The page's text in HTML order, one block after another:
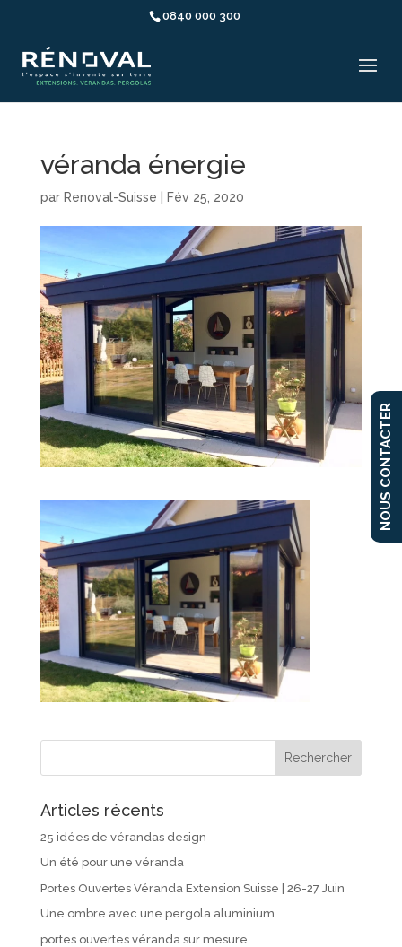
0840 000 300
véranda énergie
par Renoval-Suisse Fév 25, 2020
Articles récents
25 idées de vérandas design
Un été pour une véranda
Portes Ouvertes Véranda Extension Suisse | 26-27 Juin
Une ombre avec une pergola aluminium
portes ouvertes véranda sur mesure
NOUS CONTACTER